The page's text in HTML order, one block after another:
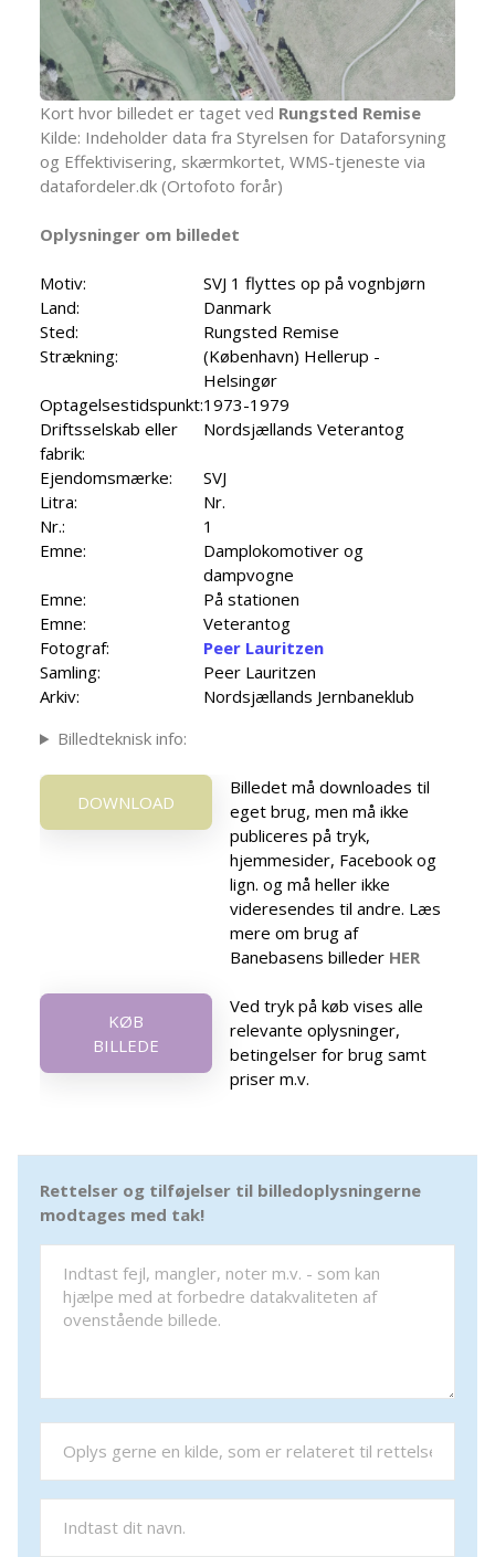
Kort hvor billedet er taget ved Rungsted Remise
Kilde: Indeholder data fra Styrelsen for Dataforsyning
og Effektivisering, skærmkortet, WMS-tjeneste via
datafordeler.dk (Ortofoto forår)
Oplysninger om billedet
Motiv:
SVJ 1 flyttes op på vognbjørn
Land:
Danmark
Sted:
Rungsted Remise
Strækning:
(København) Hellerup -
Helsingør
Optagelsestidspunkt:1973-1979
Driftsselskab eller
fabrik:
Nordsjællands Veterantog
Ejendomsmærke:
SVJ
Litra:
Nr.
Nr.:
1
Emne:
Damplokomotiver og
dampvogne
Emne:
På stationen
Emne:
Veterantog
Fotograf:
Peer Lauritzen
Samling:
Peer Lauritzen
Arkiv:
Nordsjællands Jernbaneklub
Billedteknisk info:
DOWNLOAD
Billedet må downloades til
eget brug, men må ikke
publiceres på tryk,
hjemmesider, Facebook og
lign. og må heller ikke
videresendes til andre. Læs
mere om brug af
Banebasens billeder HER
KØB
BILLEDE
Ved tryk på køb vises alle
relevante oplysninger,
betingelser for brug samt
priser m.v.
Rettelser og tilføjelser til billedoplysningerne
modtages med tak!